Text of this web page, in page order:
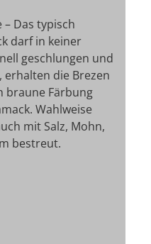
– Das typisch
darf in keiner
geschlungen und
erhalten die Brezen
braune Färbung
Wahlweise
mit Salz, Mohn,
bestreut.